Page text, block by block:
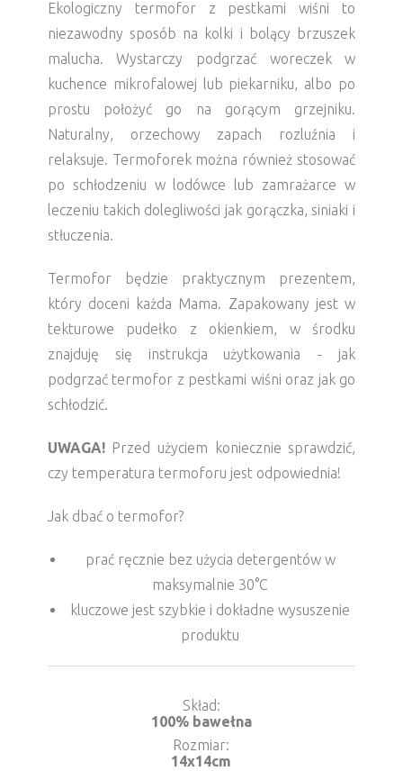
Ekologiczny termofor z pestkami wiśni to
niezawodny sposób na kolki i bolący brzuszek
malucha. Wystarczy podgrzać woreczek w
kuchence mikrofalowej lub piekarniku, albo po
prostu położyć go na gorącym grzejniku.
Naturalny, orzechowy zapach rozluźnia i
relaksuje. Termoforek można również stosować
po schłodzeniu w lodówce lub zamrażarce w
leczeniu takich dolegliwości jak gorączka, siniaki i
stłuczenia.
Termofor będzie praktycznym prezentem,
który doceni każda Mama. Zapakowany jest w
tekturowe pudełko z okienkiem, w środku
znajduję się instrukcja użytkowania - jak
podgrzać termofor z pestkami wiśni oraz jak go
schłodzić.
UWAGA!Przed użyciem koniecznie sprawdzić,
czy temperatura termoforu jest odpowiednia!
Jak dbać o termofor?
prać ręcznie bez użycia detergentów w
maksymalnie 30°C
kluczowe jest szybkie i dokładne wysuszenie
produktu
Skład
100% bawełna
Rozmiar
14x14cm